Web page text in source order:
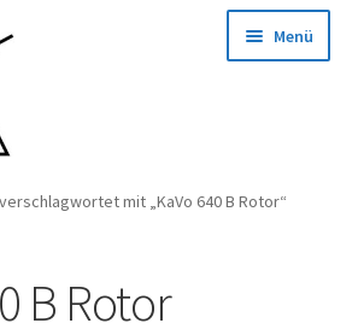
Menü
mit „KaVo 640 B Rotor“
B Rotor